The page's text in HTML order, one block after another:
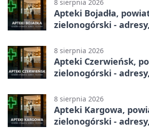
8 sierpnia 2026
Apteki Bojadła,
zielonogórski -
8 sierpnia 2026
Apteki Czerwieńsk,
zielonogórski -
8 sierpnia 2026
Apteki Kargowa,
zielonogórski -